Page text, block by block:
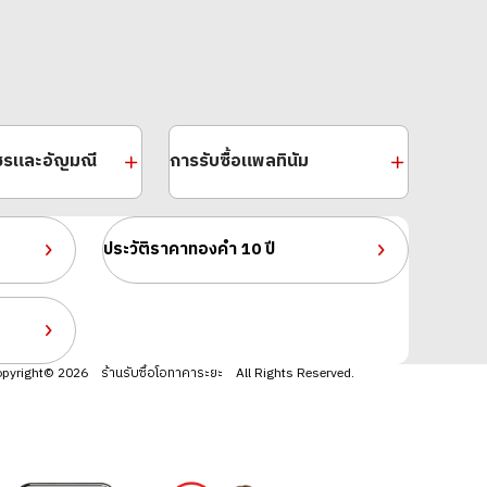
Maple Leaf Coin 1/4 oz. Set of 6
ประวัติราคาทองคำ 10 ปี
รและอัญมณี การรับซื้อแพลทินัม
2026 ร้านรับซื้อโอทาคาระยะ All Rights Reserved.